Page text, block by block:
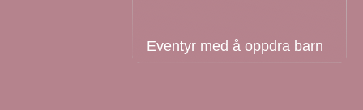
Eventyr med å oppdra barn